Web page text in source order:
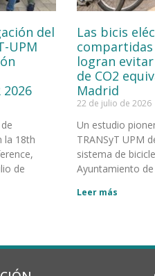
del
UPM
2026
la 18th
de
Las bicis
compartidas
logran
de CO2
Madrid
22 de julio de 2026
Un estudio
TRANSyT UPM
sistema de
Ayuntamiento
Leer más